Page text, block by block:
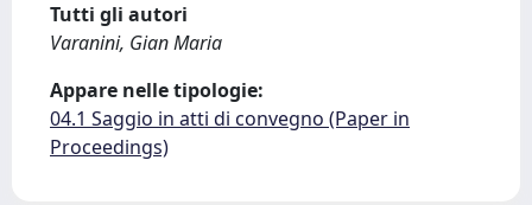
Tutti gli autori
Varanini, Gian Maria
Appare nelle tipologie:
04.1 Saggio in atti di convegno (Paper in
Proceedings)